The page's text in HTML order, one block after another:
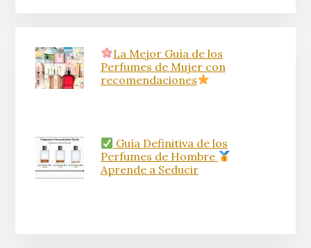
La Mejor Guía de los
Perfumes de Mujer con
recomendaciones
Guía Definitiva de los
Perfumes de Hombre
Aprende a Seducir